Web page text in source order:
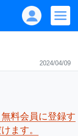
2024/04/09
料会員に登録す
ます。